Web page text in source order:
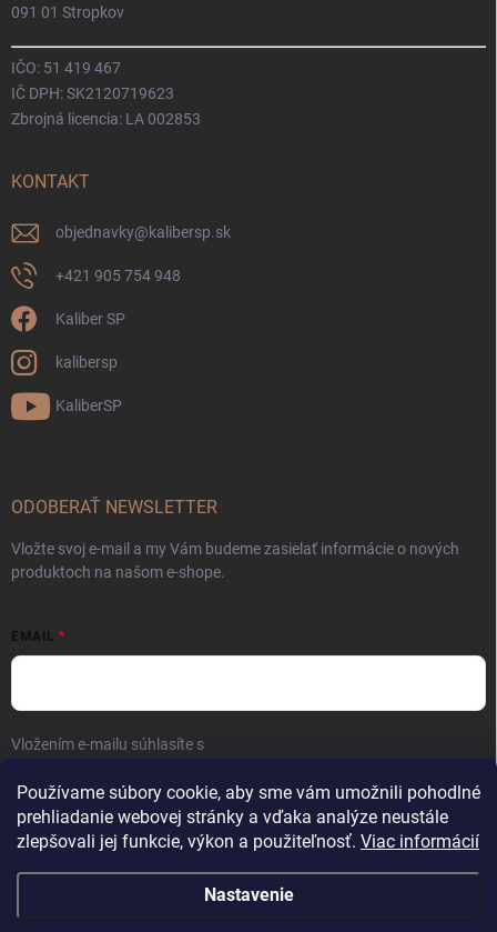
Používame súbory cookie, aby sme vám umožnili pohodlné
prehliadanie webovej stránky a vďaka analýze neustále
zlepšovali jej funkcie, výkon a použiteľnosť. Viac informácií
Nastavenie
091 01 Stropkov
IČO: 51 419 467
IČ DPH: SK2120719623
Zbrojná licencia: LA 002853
KONTAKT
objednavky@kalibersp.sk
+421 905 754 948
Kaliber SP
kalibersp
KaliberSP
ODOBERAŤ NEWSLETTER
Vložte svoj e-mail a my Vám budeme zasielať informácie o nových
produktoch na našom e-shope.
EMAIL
Vložením e-mailu súhlasíte s
Prihlásiť sa